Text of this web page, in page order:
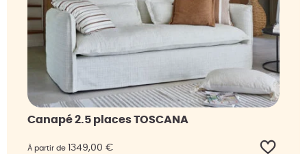
Canapé 2.5 places TOSCANA
À partir de 1349,00 €